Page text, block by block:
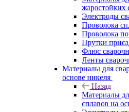
жаростойких
Электроды
Проволока
Проволока
Прутки
Флюс
Ленты
Материалы для
основе никеля
Назад
Материалы
сплавов на